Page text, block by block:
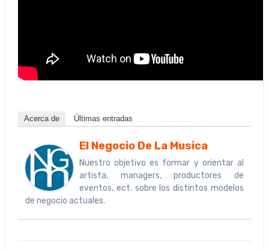
Acerca de Últimas entradas
El Negocio De La Musica
Nuestro objetivo es formar y orientar al
artista, managers, productores de
eventos, ect. sobre los distintos modelos
de negocio actuales.